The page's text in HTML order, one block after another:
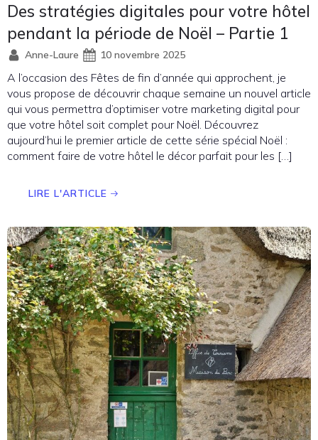
Des stratégies digitales pour votre hôtel
pendant la période de Noël – Partie 1
Anne-Laure 10 novembre 2025
A l’occasion des Fêtes de fin d’année qui approchent, je
vous propose de découvrir chaque semaine un nouvel article
qui vous permettra d’optimiser votre marketing digital pour
que votre hôtel soit complet pour Noël. Découvrez
aujourd’hui le premier article de cette série spécial Noël :
comment faire de votre hôtel le décor parfait pour les […]
LIRE L'ARTICLE